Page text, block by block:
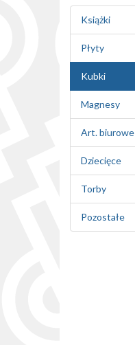
Książki
Płyty
Kubki
Magnesy
Art. biurowe
Dziecięce
Torby
Pozostałe